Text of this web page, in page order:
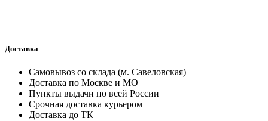
Доставка
Самовывоз со склада (м. Савеловская)
Доставка по Москве и МО
Пункты выдачи по всей России
Срочная доставка курьером
Доставка до ТК